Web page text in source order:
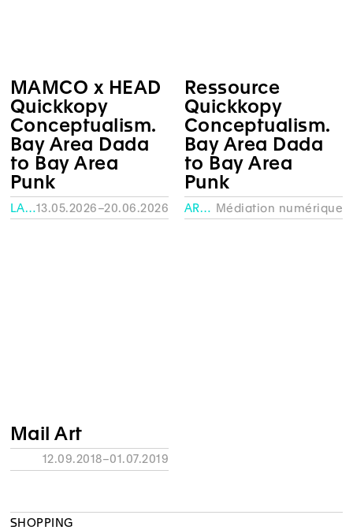
MAMCO x HEAD
Quickkopy
Conceptualism.
Bay Area Dada
to Bay Area
Punk
LA FABRIQUE – HEAD13.05.2026–20.06.2026
Ressource
Quickkopy
Conceptualism.
Bay Area Dada
to Bay Area
Punk
ARCHIVES Médiation numérique
Mail Art
12.09.2018–01.07.2019
SHOPPING